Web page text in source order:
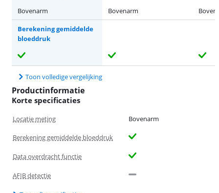
Bovenarm
Bovenarm
Berekening gemiddelde
bloeddruk
Toon volledige vergelijking
Productinformatie
Korte specificaties
Locatie meting Bovenarm
Berekening gemiddelde bloeddruk
Data overdracht functie
AFIB detectie